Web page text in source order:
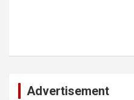
Advertisement